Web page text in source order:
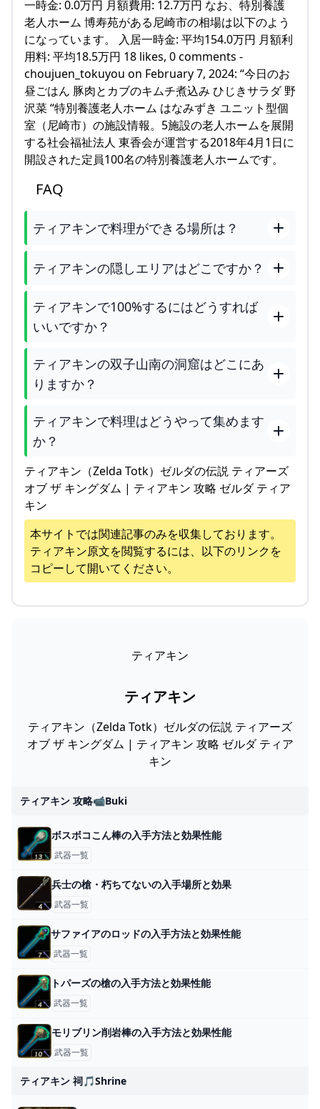
一時金: 0.0万円 月額費用: 12.7万円 なお、特別養護
老人ホーム 博寿苑がある尼崎市の相場は以下のよう
になっています。 入居一時金: 平均154.0万円 月額利
用料: 平均18.5万円 18 likes, 0 comments -
choujuen_tokuyou on February 7, 2024: “今日のお
昼ごはん 豚肉とカブのキムチ煮込み ひじきサラダ 野
沢菜 “特別養護老人ホーム はなみずき ユニット型個
室（尼崎市）の施設情報。5施設の老人ホームを展開
する社会福祉法人 東香会が運営する2018年4月1日に
開設された定員100名の特別養護老人ホームです。
FAQ
ティアキンで料理ができる場所は？
ティアキンの隠しエリアはどこですか？
ティアキンで100%するにはどうすれば
いいですか？
ティアキンの双子山南の洞窟はどこにあ
りますか？
ティアキンで料理はどうやって集めます
か？
ティアキン（Zelda Totk）ゼルダの伝説 ティアーズ
オブ ザ キングダム | ティアキン 攻略 ゼルダ ティア
キン
本サイトでは関連記事のみを収集しております。
ティアキン原文を閲覧するには、以下のリンクを
コピーして開いてください。
ティアキン
ティアキン
ティアキン（Zelda Totk）ゼルダの伝説 ティアーズ
オブ ザ キングダム | ティアキン 攻略 ゼルダ ティア
キン
ティアキン 攻略📹buki
ボスボコこん棒の入手方法と効果性能
武器一覧
兵士の槍・朽ちてないの入手場所と効果
武器一覧
サファイアのロッドの入手方法と効果性能
武器一覧
トパーズの槍の入手方法と効果性能
武器一覧
モリブリン削岩棒の入手方法と効果性能
武器一覧
ティアキン 祠🎵shrine